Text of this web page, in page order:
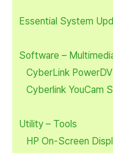
Essential System
Software –
CyberLink
Cyberlink YouCam
Utility – Tools
HP On-Screen